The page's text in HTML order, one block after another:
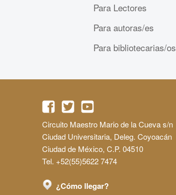
Para Lectores
Para autoras/es
Para bibliotecarias/os
Circuito Maestro Mario de la Cueva s/n
Ciudad Universitaria, Deleg. Coyoacán
Ciudad de México, C.P. 04510
Tel. +52(55)5622 7474
¿Cómo llegar?